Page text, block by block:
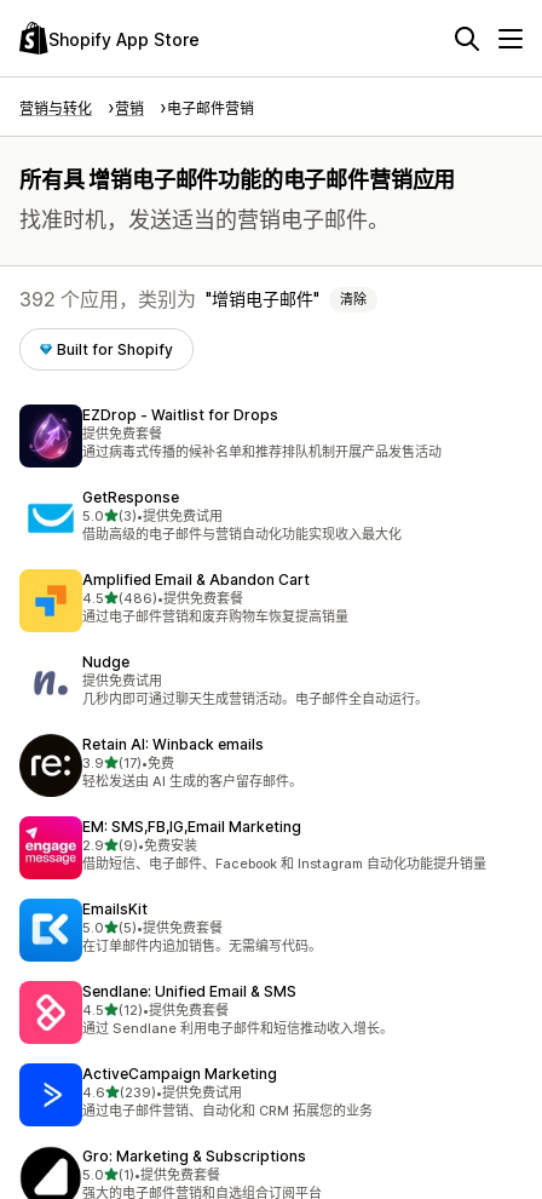
Shopify App Store
营销与转化 营销 电子邮件营销
所有具 增销电子邮件功能的电子邮件营销应用
找准时机，发送适当的营销电子邮件。
392 个应用，类别为 增销电子邮件 清除
Built for Shopify
EZDrop ‑ Waitlist for Drops
提供免费套餐
通过病毒式传播的候补名单和推荐排队机制开展产品发售活动
GetResponse
5.0星（满分 5 星）
(3)
总共 3 条评论
•提供免费试用
借助高级的电子邮件与营销自动化功能实现收入最大化
Amplified Email & Abandon Cart
4.5星（满分 5 星）
(486)
总共 486 条评论
•提供免费套餐
通过电子邮件营销和废弃购物车恢复提高销量
Nudge
提供免费试用
几秒内即可通过聊天生成营销活动。电子邮件全自动运行。
Retain AI: Winback emails
3.9星（满分 5 星）
(17)
总共 17 条评论
•免费
轻松发送由 AI 生成的客户留存邮件。
EM: SMS,FB,IG,Email Marketing
2.9星（满分 5 星）
(9)
总共 9 条评论
•免费安装
借助短信、电子邮件、Facebook 和 Instagram 自动化功能提升销量
EmailsKit
5.0星（满分 5 星）
(5)
总共 5 条评论
•提供免费套餐
在订单邮件内追加销售。无需编写代码。
Sendlane: Unified Email & SMS
4.5星（满分 5 星）
(12)
总共 12 条评论
•提供免费套餐
通过 Sendlane 利用电子邮件和短信推动收入增长。
ActiveCampaign Marketing
4.6星（满分 5 星）
(239)
总共 239 条评论
•提供免费试用
通过电子邮件营销、自动化和 CRM 拓展您的业务
Gro: Marketing & Subscriptions
5.0星（满分 5 星）
(1)
总共 1 条评论
•提供免费套餐
强大的电子邮件营销和自选组合订阅平台